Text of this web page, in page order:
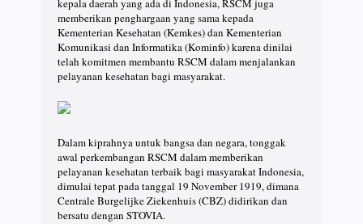
kepala daerah yang ada di Indonesia, RSCM juga
memberikan penghargaan yang sama kepada
Kementerian Kesehatan (Kemkes) dan Kementerian
Komunikasi dan Informatika (Kominfo) karena dinilai
telah komitmen membantu RSCM dalam menjalankan
pelayanan kesehatan bagi masyarakat.
Dalam kiprahnya untuk bangsa dan negara, tonggak
awal perkembangan RSCM dalam memberikan
pelayanan kesehatan terbaik bagi masyarakat Indonesia,
dimulai tepat pada tanggal 19 November 1919, dimana
Centrale Burgelijke Ziekenhuis (CBZ) didirikan dan
bersatu dengan STOVIA.